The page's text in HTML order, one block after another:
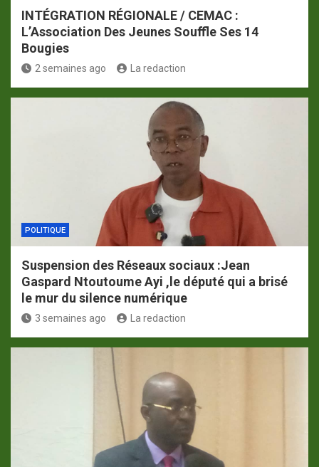
INTÉGRATION RÉGIONALE / CEMAC :
L’Association Des Jeunes Souffle Ses 14
Bougies
2 semaines ago La redaction
POLITIQUE
Suspension des Réseaux sociaux :Jean
Gaspard Ntoutoume Ayi ,le député qui a brisé
le mur du silence numérique
3 semaines ago La redaction